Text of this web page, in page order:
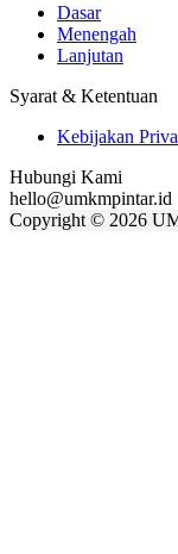
Dasar
Menengah
Lanjutan
Syarat & Ketentuan
Kebijakan
Hubungi Kami
hello@umkmpintar.id
Copyright © 2026